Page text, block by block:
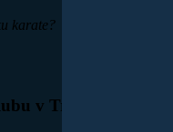
karate?
v Trstenej